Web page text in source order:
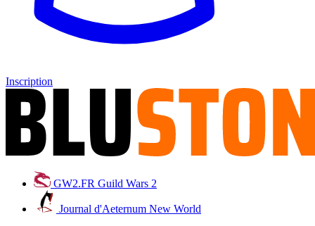
Inscription
GW2.FR Guild Wars 2
Journal d'Aeternum New World